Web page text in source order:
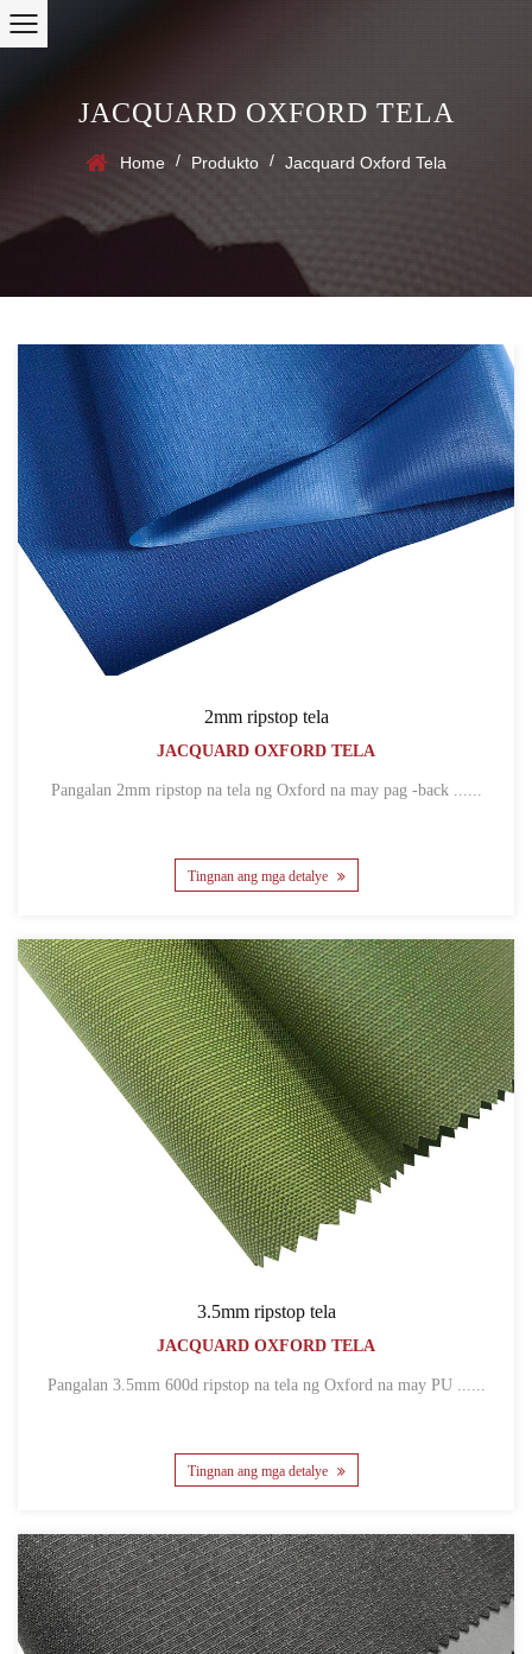
JACQUARD OXFORD TELA
Home / Produkto / Jacquard Oxford Tela
2mm ripstop tela
JACQUARD OXFORD TELA
Pangalan 2mm ripstop na tela ng Oxford na may pag -back ......
Tingnan ang mga detalye
3.5mm ripstop tela
JACQUARD OXFORD TELA
Pangalan 3.5mm 600d ripstop na tela ng Oxford na may PU ......
Tingnan ang mga detalye